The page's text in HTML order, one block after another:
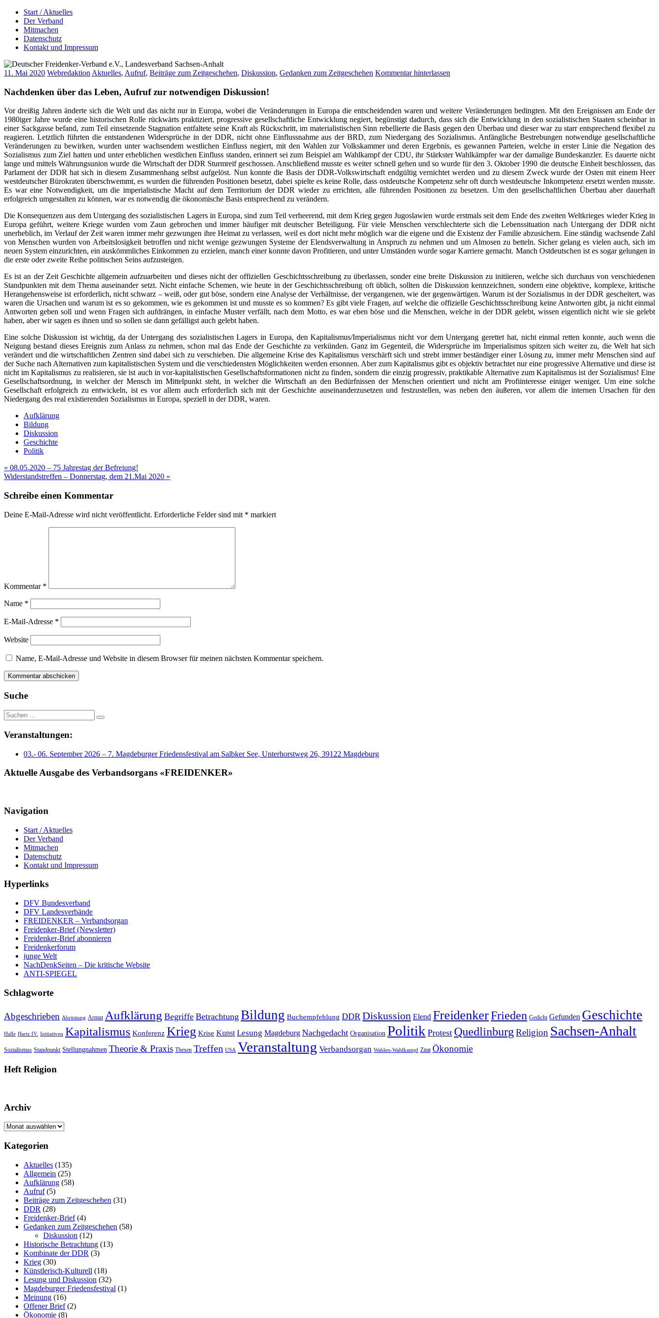
Skip
content
Deutscher Freidenker-Verband e.V., Landesverband Sachsen-Anhalt
Selber denken – teuflisch gut!
Start / Aktuelles
Der Verband
Mitmachen
Datenschutz
Kontakt und Impressum
11. Mai 2020 Webredaktion Aktuelles, Aufruf, Beiträge zum Zeitgeschehen, Diskussion, Gedanken zum Zeitgeschehen Kommentar hinterlassen
Nachdenken über das Leben, Aufruf zur notwendigen Diskussion!
Vor dreißig Jahren änderte sich die Welt und das nicht nur in Europa, wobei die Veränderungen in Europa die entscheidenden waren und weitere Veränderungen bedingten. Mit den Ereignissen am Ende der
1980iger Jahre wurde eine historischen Rolle rückwärts praktiziert, progressive gesellschaftliche Entwicklung negiert, begünstigt dadurch, dass sich die Entwicklung in den sozialistischen Staaten scheinbar in
einer Sackgasse befand, zum Teil einsetzende Stagnation entfaltete seine Kraft als Rückschritt, im materialistischen Sinn rebellierte die Basis gegen den Überbau und dieser war zu starr entsprechend flexibel zu
reagieren. Letztlich führten die entstandenen Widersprüche in der DDR, nicht ohne Einflussnahme aus der BRD, zum Niedergang des Sozialismus. Anfängliche Bestrebungen notwendige gesellschaftliche
Veränderungen zu bewirken, wurden unter wachsendem westlichen Einfluss negiert, mit den Wahlen zur Volkskammer und deren Ergebnis, es gewannen Parteien, welche in erster Linie die Negation des
Sozialismus zum Ziel hatten und unter erheblichen westlichen Einfluss standen, erinnert sei zum Beispiel am Wahlkampf der CDU, ihr Stärkster Wahlkämpfer war der damalige Bundeskanzler. Es dauerte nicht
lange und mittels Währungsunion wurde die Wirtschaft der DDR Sturmreif geschossen. Anschließend musste es weiter schnell gehen und so wurde für den 3. Oktober 1990 die deutsche Einheit beschlossen, das
Parlament der DDR hat sich in diesem Zusammenhang selbst aufgelöst. Nun konnte die Basis der DDR-Volkswirtschaft endgültig vernichtet werden und zu diesem Zweck wurde der Osten mit einem Heer
westdeutscher Bürokraten überschwemmt, es wurden die führenden Positionen besetzt, dabei spielte es keine Rolle, dass ostdeutsche Kompetenz sehr oft durch westdeutsche Inkompetenz ersetzt werden musste.
Es war eine Notwendigkeit, um die imperialistische Macht auf dem Territorium der DDR wieder zu errichten, alle führenden Positionen zu besetzen. Um den gesellschaftlichen Überbau aber dauerhaft
erfolgreich umgestalten zu können, war es notwendig die ökonomische Basis entsprechend zu verändern.
Die Konsequenzen aus dem Untergang des sozialistischen Lagers in Europa, sind zum Teil verheerend, mit dem Krieg gegen Jugoslawien wurde erstmals seit dem Ende des zweiten Weltkrieges wieder Krieg in
Europa geführt, weitere Kriege wurden vom Zaun gebrochen und immer häufiger mit deutscher Beteiligung. Für viele Menschen verschlechterte sich die Lebenssituation nach Untergang der DDR nicht
unerheblich, im Verlauf der Zeit waren immer mehr gezwungen ihre Heimat zu verlassen, weil es dort nicht mehr möglich war die eigene und die Existenz der Familie abzusichern. Eine ständig wachsende Zahl
von Menschen wurden von Arbeitslosigkeit betroffen und nicht wenige gezwungen Systeme der Elendsverwaltung in Anspruch zu nehmen und um Almosen zu betteln. Sicher gelang es vielen auch, sich im
neuen System einzurichten, ein auskömmliches Einkommen zu erzielen, manch einer konnte davon Profitieren, und unter Umständen wurde sogar Karriere gemacht. Manch Ostdeutschen ist es sogar gelungen in
die erste oder zweite Reihe politischen Seins aufzusteigen.
Es ist an der Zeit Geschichte allgemein aufzuarbeiten und dieses nicht der offiziellen Geschichtsschreibung zu überlassen, sonder eine breite Diskussion zu initiieren, welche sich durchaus von verschiedenen
Standpunkten mit dem Thema auseinander setzt. Nicht einfache Schemen, wie heute in der Geschichtsschreibung oft üblich, sollten die Diskussion kennzeichnen, sondern eine objektive, komplexe, kritische
Herangehensweise ist erforderlich, nicht schwarz – weiß, oder gut böse, sondern eine Analyse der Verhältnisse, der vergangenen, wie der gegenwärtigen. Warum ist der Sozialismus in der DDR gescheitert, was
waren die Ursachen und warum ist es so gekommen, wie es gekommen ist und musste es so kommen? Es gibt viele Fragen, auf welche die offizielle Geschichtsschreibung keine Antworten gibt, ja nicht einmal
Antworten geben soll und wenn Fragen sich aufdrängen, in einfache Muster verfällt, nach dem Motto, es war eben böse und die Menschen, welche in der DDR gelebt, wissen eigentlich nicht wie sie gelebt
haben, aber wir sagen es ihnen und so sollen sie dann gefälligst auch gelebt haben.
Eine solche Diskussion ist wichtig, da der Untergang des sozialistischen Lagers in Europa, den Kapitalismus/Imperialismus nicht vor dem Untergang gerettet hat, nicht einmal retten konnte, auch wenn die
Neigung bestand dieses Ereignis zum Anlass zu nehmen, schon mal das Ende der Geschichte zu verkünden. Ganz im Gegenteil, die Widersprüche im Imperialismus spitzen sich weiter zu, die Welt hat sich
verändert und die wirtschaftlichen Zentren sind dabei sich zu verschieben. Die allgemeine Krise des Kapitalismus verschärft sich und strebt immer beständiger einer Lösung zu, immer mehr Menschen sind auf
der Suche nach Alternativen zum kapitalistischen System und die verschiedensten Möglichkeiten werden ersonnen. Aber zum Kapitalismus gibt es objektiv betrachtet nur eine progressive Alternative und diese ist
nicht im Kapitalismus zu realisieren, sie ist auch in vor-kapitalistischen Gesellschaftsformationen nicht zu finden, sondern die einzig progressiv, praktikable Alternative zum Kapitalismus ist der Sozialismus! Eine
Gesellschaftsordnung, in welcher der Mensch im Mittelpunkt steht, in welcher die Wirtschaft an den Bedürfnissen der Menschen orientiert und nicht am Profiinteresse einiger weniger. Um eine solche
Gesellschaft erfolgreich zu entwickeln, ist es vor allem auch erforderlich sich mit der Geschichte auseinanderzusetzen und festzustellen, was neben den äußeren, vor allem die internen Ursachen für den
Niedergang des real existierenden Sozialismus in Europa, speziell in der DDR, waren.
Aufklärung
Bildung
Diskussion
Geschichte
Politik
Beitragsnavigation
« 08.05.2020 – 75 Jahrestag der Befreiung!
Widerstandstreffen – Donnerstag, dem 21.Mai 2020 »
Schreibe einen Kommentar
Deine E-Mail-Adresse wird nicht veröffentlicht. Erforderliche Felder sind mit * markiert
Kommentar *
Name *
E-Mail-Adresse *
Website
Name, E-Mail-Adresse und Website in diesem Browser für meinen nächsten Kommentar speichern.
Suche
Suche
nach:
Veranstaltungen:
03.- 06. September 2026 – 7. Magdeburger Friedensfestival am Salbker See, Unterhorstweg 26, 39122 Magdeburg
Aktuelle Ausgabe des Verbandsorgans «FREIDENKER»
Navigation
Start / Aktuelles
Der Verband
Mitmachen
Datenschutz
Kontakt und Impressum
Hyperlinks
DFV Bundesverband
DFV Landesverbände
FREIDENKER – Verbandsorgan
Freidenker-Brief (Newsletter)
Freidenker-Brief abonnieren
Freidenkerforum
junge Welt
NachDenkSeiten – Die kritische Website
ANTI-SPIEGEL
Schlagworte
Abgeschrieben Abrüstung Armut Aufklärung Begriffe Betrachtung Bildung Buchempfehlung DDR Diskussion Elend FreidenkerFrieden Gedicht Gefunden Geschichte
Halle Hartz IV. Initiativen Kapitalismus Konferenz Krieg Krise Kunst Lesung Magdeburg Nachgedacht Organisation Politik Protest Quedlinburg Religion Sachsen-Anhalt
Sozialismus Standpunkt Stellungnahmen Theorie & Praxis Thesen Treffen USA Veranstaltung Verbandsorgan Wahlen-Wahlkampf Zitat Ökonomie
Heft Religion
Archiv
Archiv
Kategorien
Aktuelles (135)
Allgemein (25)
Aufklärung (58)
Aufruf(5)
Beiträge zum Zeitgeschehen (31)
DDR (28)
Freidenker-Brief(4)
Gedanken zum Zeitgeschehen (58)
Diskussion (12)
Historische Betrachtung (13)
Kombinate der DDR (3)
Krieg (30)
Künstlerisch-Kulturell (18)
Lesung und Diskussion (32)
Magdeburger Friedensfestival (1)
Meinung (16)
Offener Brief(2)
Ökonomie (8)